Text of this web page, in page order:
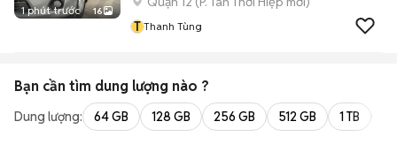
1 phút trước 16
T Thanh Tùng
Bạn cần tìm dung lượng nào ?
Dung lượng: 64 GB 128 GB 256 GB 512 GB 1 TB